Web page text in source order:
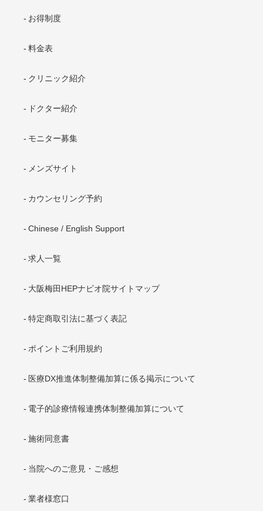
お得制度
料金表
クリニック紹介
ドクター紹介
モニター募集
メンズサイト
カウンセリング予約
Chinese / English Support
求人一覧
大阪梅田HEPナビオ院サイトマップ
特定商取引法に基づく表記
ポイントご利用規約
医療DX推進体制整備加算に係る掲示について
電子的診療情報連携体制整備加算について
施術同意書
当院へのご意見・ご感想
業者様窓口